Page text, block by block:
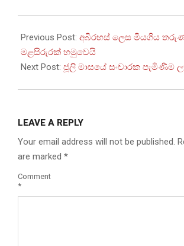
08-
03
Previous Post: අබිරහස් ලෙස මියගිය
මළසිරුරක් හමුවෙයි
Next Post: ජූලි මාසයේ සංචාරක පැමිණීම
LEAVE A REPLY
Your email address will not be published.
are marked *
Comment
*